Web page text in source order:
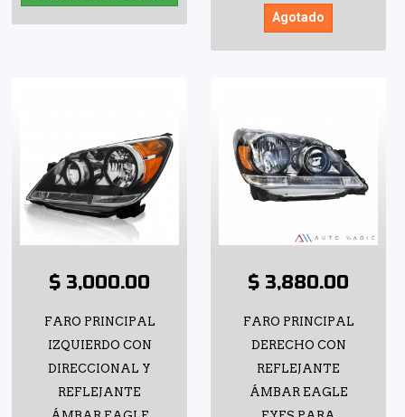
Agotado
$ 3,000.00
FARO PRINCIPAL
IZQUIERDO CON
DIRECCIONAL Y
REFLEJANTE
$ 3,880.00
FARO PRINCIPAL
DERECHO CON
REFLEJANTE
ÁMBAR EAGLE